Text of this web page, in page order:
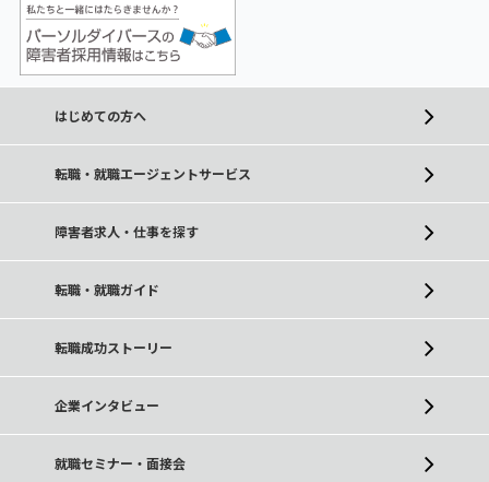
はじめての方へ
転職・就職エージェントサービス
障害者求人・仕事を探す
転職・就職ガイド
転職成功ストーリー
企業インタビュー
就職セミナー・面接会